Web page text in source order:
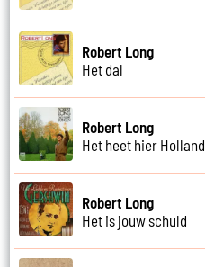
Robert Long
Het dal
Robert Long
Het heet hier Holland
Robert Long
Het is jouw schuld